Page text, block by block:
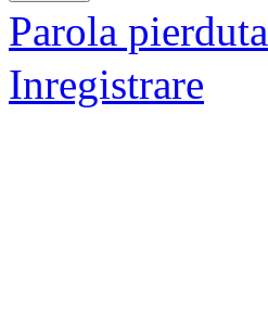
Parola pierduta
Inregistrare